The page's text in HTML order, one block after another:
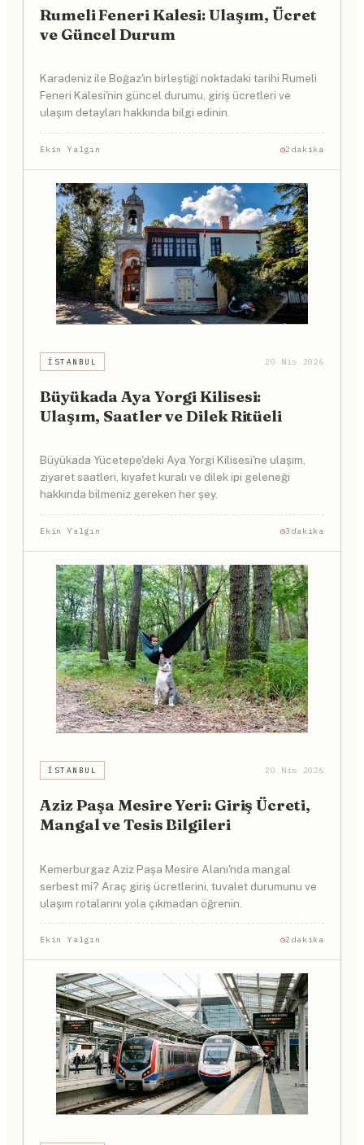
Rumeli Feneri Kalesi: Ulaşım, Ücret
ve Güncel Durum
Karadeniz ile Boğaz'ın birleştiği noktadaki tarihi Rumeli
Feneri Kalesi'nin güncel durumu, giriş ücretleri ve
ulaşım detayları hakkında bilgi edinin.
Ekin Yalgın 2dakika
İSTANBUL 20 Nis 2026
Büyükada Aya Yorgi Kilisesi:
Ulaşım, Saatler ve Dilek Ritüeli
Büyükada Yücetepe'deki Aya Yorgi Kilisesi'ne ulaşım,
ziyaret saatleri, kıyafet kuralı ve dilek ipi geleneği
hakkında bilmeniz gereken her şey.
Ekin Yalgın 3dakika
İSTANBUL 20 Nis 2026
Aziz Paşa Mesire Yeri: Giriş Ücreti,
Mangal ve Tesis Bilgileri
Kemerburgaz Aziz Paşa Mesire Alanı'nda mangal
serbest mi? Araç giriş ücretlerini, tuvalet durumunu ve
ulaşım rotalarını yola çıkmadan öğrenin.
Ekin Yalgın 2dakika